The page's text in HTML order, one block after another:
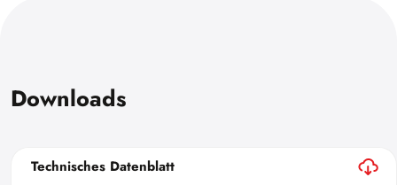
Downloads
Technisches Datenblatt